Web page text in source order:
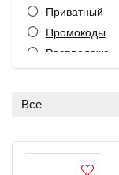
Приватный
Промокоды
Распродажа
Все рубрики
Все